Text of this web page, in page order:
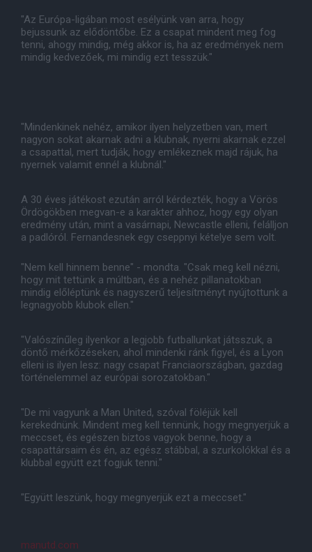
"Az Európa-ligában most esélyünk van arra, hogy
bejussunk az elődöntőbe. Ez a csapat mindent meg fog
tenni, ahogy mindig, még akkor is, ha az eredmények nem
mindig kedvezőek, mi mindig ezt tesszük."
"Mindenkinek nehéz, amikor ilyen helyzetben van, mert
nagyon sokat akarnak adni a klubnak, nyerni akarnak ezzel
a csapattal, mert tudják, hogy emlékeznek majd rájuk, ha
nyernek valamit ennél a klubnál."
A 30 éves játékost ezután arról kérdezték, hogy a Vörös
Ördögökben megvan-e a karakter ahhoz, hogy egy olyan
eredmény után, mint a vasárnapi, Newcastle elleni, felálljon
a padlóról. Fernandesnek egy cseppnyi kételye sem volt.
"Nem kell hinnem benne" - mondta. "Csak meg kell nézni,
hogy mit tettünk a múltban, és a nehéz pillanatokban
mindig előléptünk és nagyszerű teljesítményt nyújtottunk a
legnagyobb klubok ellen."
"Valószínűleg ilyenkor a legjobb futballunkat játsszuk, a
döntő mérkőzéseken, ahol mindenki ránk figyel, és a Lyon
elleni is ilyen lesz: nagy csapat Franciaországban, gazdag
történelemmel az európai sorozatokban."
"De mi vagyunk a Man United, szóval föléjük kell
kerekednünk. Mindent meg kell tennünk, hogy megnyerjük a
meccset, és egészen biztos vagyok benne, hogy a
csapattársaim és én, az egész stábbal, a szurkolókkal és a
klubbal együtt ezt fogjuk tenni."
"Együtt leszünk, hogy megnyerjük ezt a meccset."
manutd.com